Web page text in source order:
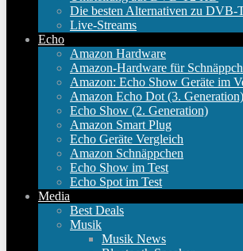
Die besten Alternativen zu DVB-
Live-Streams
Echo
Amazon Hardware
Amazon-Hardware für
Amazon: Echo Show Geräte im
Amazon Echo Dot (3. Generation)
Echo Show (2. Generation)
Amazon Smart Plug
Echo Geräte Vergleich
Amazon Schnäppchen
Echo Show im Test
Echo Spot im Test
Media
Best Deals
Musik
Musik News